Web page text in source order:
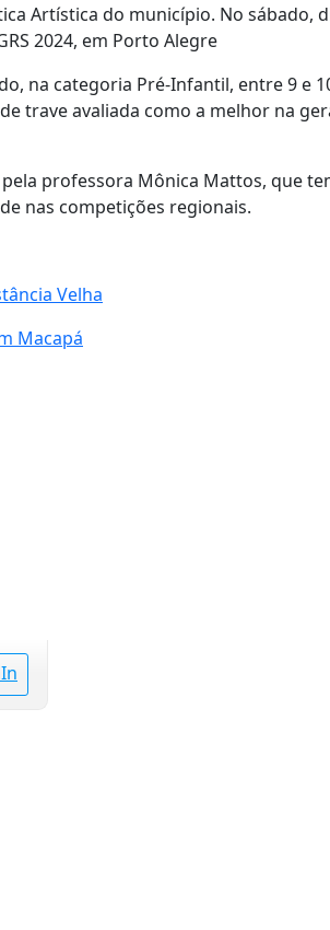
Artística do município. No sábado,
2024, em Porto Alegre
na categoria Pré-Infantil, entre 9 e
trave avaliada como a melhor na
professora Mônica Mattos, que
nas competições regionais.
Velha
Macapá